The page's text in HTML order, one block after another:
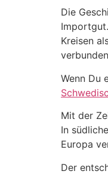
Die
Kreisen
Wenn Du
Mit der
In
Europa
Der